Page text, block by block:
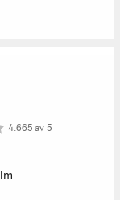
4.7 av 5 mulige
4.665av5